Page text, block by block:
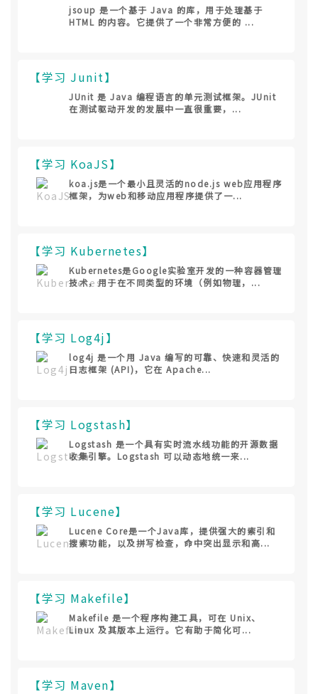
jsoup 是一个基于 Java 的库，用于处理基于
HTML 的内容。它提供了一个非常方便的 ...
【学习 Junit】
JUnit 是 Java 编程语言的单元测试框架。JUnit
在测试驱动开发的发展中一直很重要，...
【学习 KoaJS】
koa.js是一个最小且灵活的node.js web应用程序
框架，为web和移动应用程序提供了一...
【学习 Kubernetes】
Kubernetes是Google实验室开发的一种容器管理
技术，用于在不同类型的环境（例如物理，...
【学习 Log4j】
log4j 是一个用 Java 编写的可靠、快速和灵活的
日志框架 (API)，它在 Apache...
【学习 Logstash】
Logstash 是一个具有实时流水线功能的开源数据
收集引擎。Logstash 可以动态地统一来...
【学习 Lucene】
Lucene Core是一个Java库，提供强大的索引和
搜索功能，以及拼写检查，命中突出显示和高...
【学习 Makefile】
Makefile 是一个程序构建工具，可在 Unix、
Linux 及其版本上运行。它有助于简化可...
【学习 Maven】